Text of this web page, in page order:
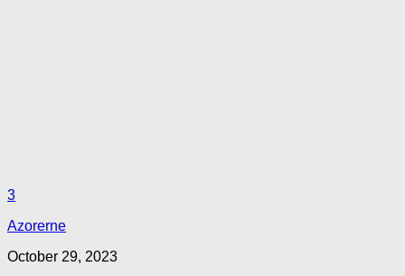
3
Azorerne
October 29, 2023